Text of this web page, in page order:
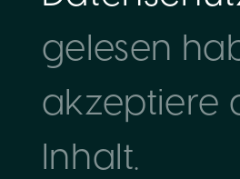
gelesen
akzeptiere
Inhalt.